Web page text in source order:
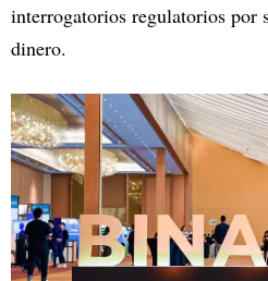
interrogatorios regulatorios por
dinero.